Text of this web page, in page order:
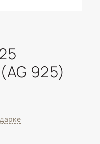
925)